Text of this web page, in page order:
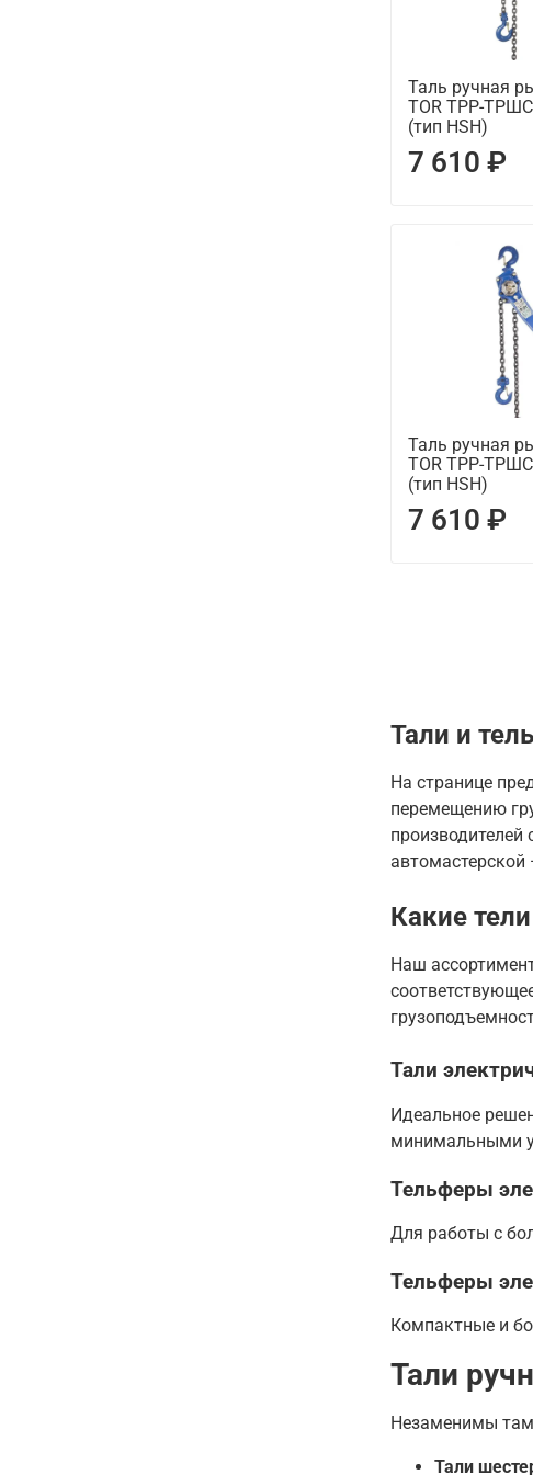
Таль ручная
TOR ТРР-
(тип HSH)
7 610 ₽
Таль ручная
TOR ТРР-
(тип HSH)
7 610 ₽
Тали и
На странице
перемещению
производителей
Какие
Наш
Тали
Идеальное
минимальными
Тельферы
Для работы с
Тельферы
Компактные и
Тали
Незаменимы
Тали